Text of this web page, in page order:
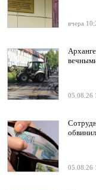
вчера
05.08.26
05.08.26